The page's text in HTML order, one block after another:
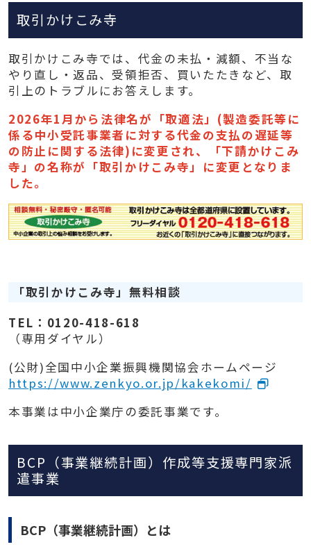
取引かけこみ寺
取引かけこみ寺では、代金の未払・減額、不当な
やり直し・返品、受領拒否、買いたたきなど、取
引上のトラブルにお答えします。
2026年1月から法律名が「取適法」(製造委託等に
係る中小受託事業者に対する代金の支払の遅延等
の防止に関する法律)に変更され、「下請かけこみ
寺」の名称が「取引かけこみ寺」に変更となりま
した。
「取引かけこみ寺」無料相談
TEL：0120-418-618
（専用ダイヤル）
(公財)全国中小企業振興機関協会ホームページ
https://www.zenkyo.or.jp/kakekomi/
本事業は中小企業庁の委託事業です。
BCP（事業継続計画）作成等支援専門家派
遣事業
BCP（事業継続計画）とは